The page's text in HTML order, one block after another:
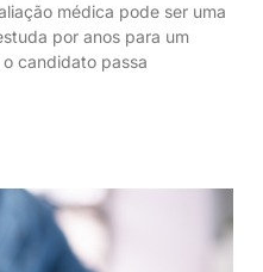
médica pode ser uma
por anos para um
candidato passa